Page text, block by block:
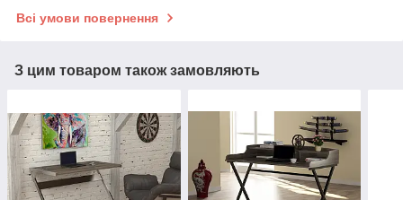
Всі умови повернення
З цим товаром також замовляють